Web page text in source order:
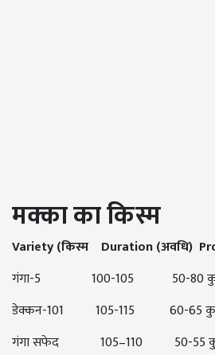
मक्काकाकिस्म
Variety (किस्म Duration (अवधि)
गंगा-5 100-105 50-80
डेक्कन-101 105-115 60-65
गंगा सफेद 105–110 50-55